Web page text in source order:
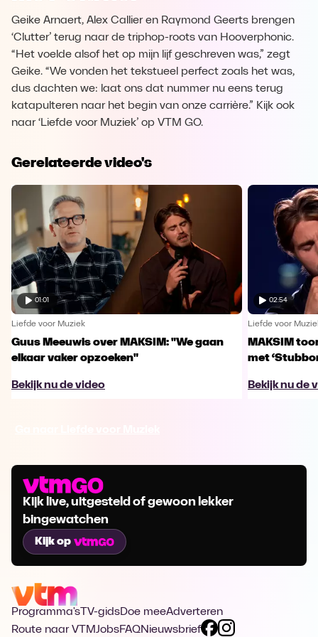
Geike Arnaert, Alex Callier en Raymond Geerts brengen
‘Clutter’ terug naar de triphop-roots van Hooverphonic.
“Het voelde alsof het op mijn lijf geschreven was,” zegt
Geike. “We vonden het tekstueel perfect zoals het was,
dus dachten we: laat ons dat nummer nu eens terug
katapulteren naar het begin van onze carrière.” Kijk ook
naar ‘Liefde voor Muziek’ op VTM GO.
Gerelateerde video's
01:01
Liefde voor Muziek
Guus Meeuwis over MAKSIM: "We gaan
elkaar vaker opzoeken"
Bekijk nu de video
02:54
Liefde voor
MAKSIM
met
Bekijk nu de
Kijk live, uitgesteld of gewoon lekker
bingewatchen
Kijk op
Programma's TV-gidsDoe meeAdverteren
Route naar VTMJobsFAQNieuwsbrief